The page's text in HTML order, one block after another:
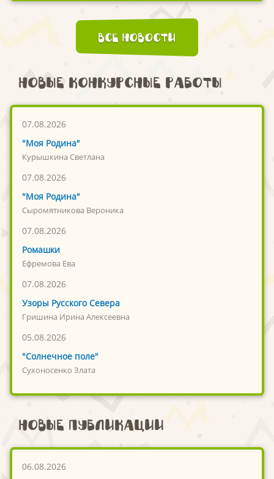
Все новости
Новые конкурсные работы
07.08.2026
"Моя Родина"
Курышкина Светлана
07.08.2026
"Моя Родина"
Сыромятникова Вероника
07.08.2026
Ромашки
Ефремова Ева
07.08.2026
Узоры Русского Севера
Гришина Ирина Алексеевна
05.08.2026
"Солнечное поле"
Сухоносенко Злата
Новые публикации
06.08.2026